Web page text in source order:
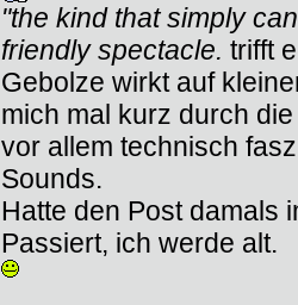
"the kind that simply
friendly spectacle. trifft
Gebolze wirkt auf
mich mal kurz durch
vor allem technisch
Sounds.
Hatte den Post damals
Passiert, ich werde alt.